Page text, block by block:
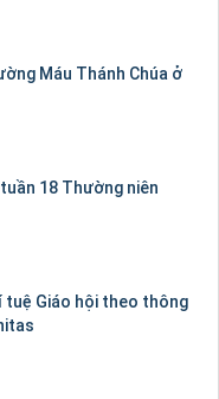
Máu Thánh Chúa ở
18 Thường niên
Giáo hội theo thông